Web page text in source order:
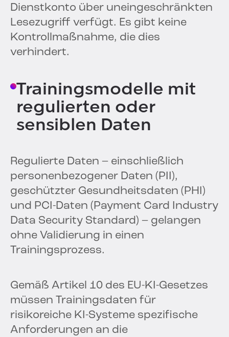
Dienstkonto über uneingeschränkten
Lesezugriff verfügt. Es gibt keine
Kontrollmaßnahme, die dies
verhindert.
Trainingsmodelle mit
regulierten oder
sensiblen Daten
Regulierte Daten – einschließlich
personenbezogener Daten (PII),
geschützter Gesundheitsdaten (PHI)
und PCI-Daten (Payment Card Industry
Data Security Standard) – gelangen
ohne Validierung in einen
Trainingsprozess.
Gemäß Artikel 10 des EU-KI-Gesetzes
müssen Trainingsdaten für
risikoreiche KI-Systeme spezifische
Anforderungen an die